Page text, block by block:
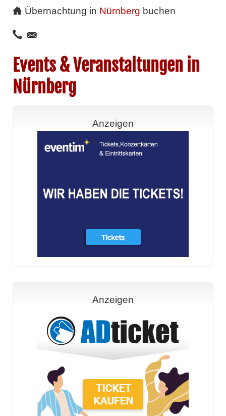
Übernachtung in Nürnberg buchen
Events & Veranstaltungen in
Nürnberg
Anzeigen
Anzeigen